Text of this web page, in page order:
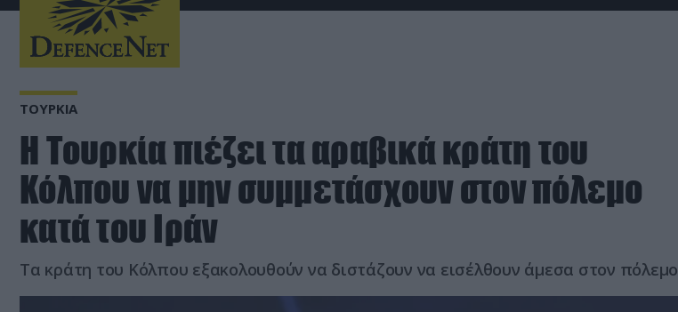
ΤΟΥΡΚΙΑ
Η Τουρκία πιέζει τα αραβικά κράτη του
Κόλπου να μην συμμετάσχουν στον πόλεμο
κατά του Ιράν
Τα κράτη του Κόλπου εξακολουθούν να διστάζουν να εισέλθουν άμεσα στον πόλεμο